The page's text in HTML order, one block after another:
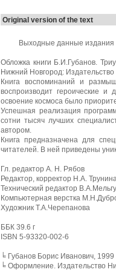
Original version of the text
Выходные данные издания
Обложка книги Б.И.Губанов.
Нижний Новгород: Издательство
Книга воспоминаний и
воспроизводит героические
освоение космоса было
Успешная реализация
сотни тысяч лучших
автором.
Книга предназначена для
читателей. В ней приведены
Гл. редактор А. Н. Рябов
Редактор, корректор Н.А.
Технический редактор
Компьютерная верстка
Художник Т.А.Черепанова
ББК 39.6 г
ISBN 5-93320-002-6
╘ Губанов Борис Иванович, 1999
╘ Оформление. Издательство